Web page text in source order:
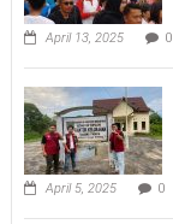
April 13, 2025 0
April 5, 2025 0